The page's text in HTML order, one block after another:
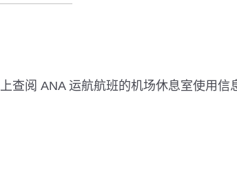
上查阅 ANA 运航航班的机场休息室使用信